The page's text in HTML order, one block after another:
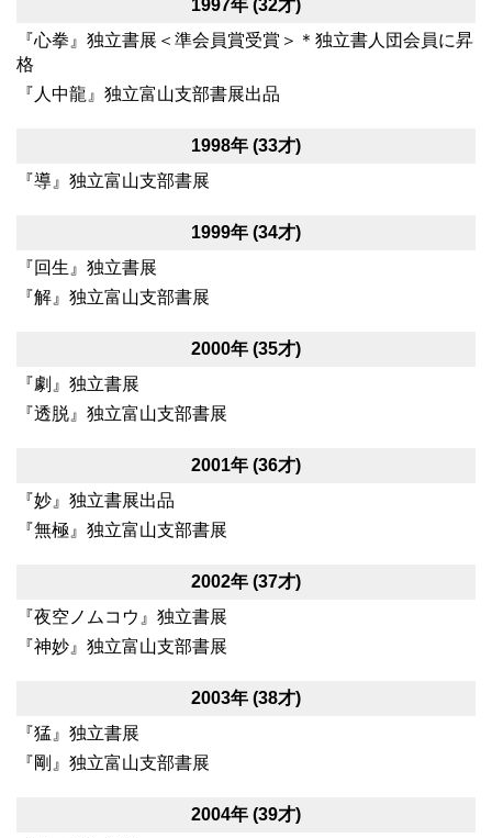
1997年 (32才)
『心拳』独立書展＜準会員賞受賞＞＊独立書人団会員に昇
格
『人中龍』独立富山支部書展出品
1998年 (33才)
『導』独立富山支部書展
1999年 (34才)
『回生』独立書展
『解』独立富山支部書展
2000年 (35才)
『劇』独立書展
『透脱』独立富山支部書展
2001年 (36才)
『妙』独立書展出品
『無極』独立富山支部書展
2002年 (37才)
『夜空ノムコウ』独立書展
『神妙』独立富山支部書展
2003年 (38才)
『猛』独立書展
『剛』独立富山支部書展
2004年 (39才)